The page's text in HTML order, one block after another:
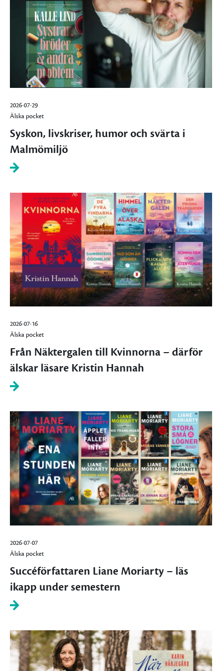
2026-07-29
Älska pocket
Syskon, livskriser, humor och svärta i
Malmömiljö
2026-07-16
Älska pocket
Från Näktergalen till Kvinnorna – därför
älskar läsare Kristin Hannah
2026-07-07
Älska pocket
Succéförfattaren Liane Moriarty – läs
ikapp under semestern